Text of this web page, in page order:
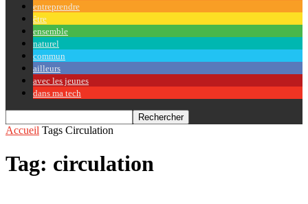
entreprendre
être
ensemble
naturel
commun
ailleurs
avec les jeunes
dans ma tech
Accueil Tags Circulation
Tag: circulation